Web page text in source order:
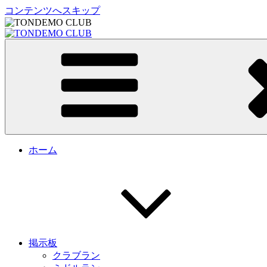
コンテンツへスキップ
TONDEMO CLUB
トンデモクラブ公式サイト
ホーム
掲示板
クラブラン